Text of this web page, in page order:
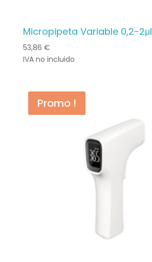
Micropipeta Variable 0,2-2μl
53,86 €
IVA no incluido
Promo !